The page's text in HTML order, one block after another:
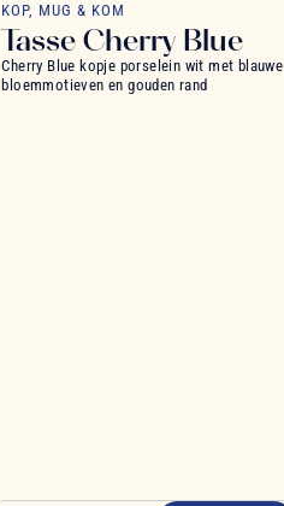
KOP, MUG & KOM
Tasse Cherry Blue
Cherry Blue kopje porselein wit met blauwe
bloemmotieven en gouden rand